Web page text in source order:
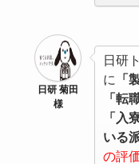
日研 菊田
様
日研
に
「
「転
「入
いる
の評